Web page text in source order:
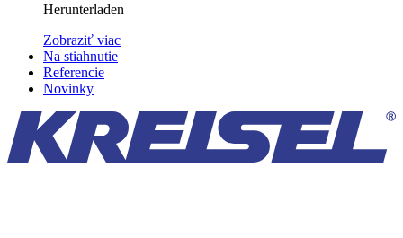
Herunterladen
Zobraziť viac
Na stiahnutie
Referencie
Novinky